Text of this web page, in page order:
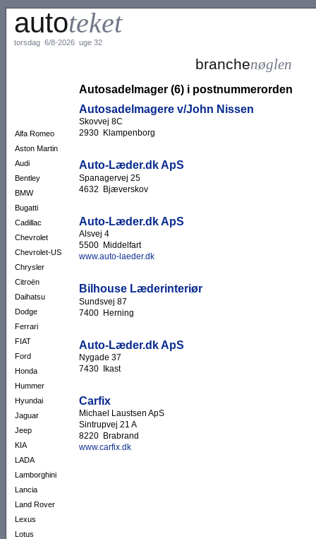
autoteket
torsdag 6/8-2026 uge 32
Alfa Romeo
Aston Martin
Audi
Bentley
BMW
Bugatti
Cadillac
Chevrolet
Chevrolet-US
Chrysler
Citroën
Daihatsu
Dodge
Ferrari
FIAT
Ford
Honda
Hummer
Hyundai
Jaguar
Jeep
KIA
LADA
Lamborghini
Lancia
Land Rover
Lexus
Lotus
branchenøglen
Autosadelmager (6) i postnummerorden
Autosadelmagere v/John Nissen
Skovvej 8C
2930 Klampenborg
Auto-Læder.dk ApS
Spanagervej 25
4632 Bjæverskov
Auto-Læder.dk ApS
Alsvej 4
5500 Middelfart
www.auto-laeder.dk
Bilhouse Læderinteriør
Sundsvej 87
7400 Herning
Auto-Læder.dk ApS
Nygade 37
7430 Ikast
Carfix
Michael Laustsen ApS
Sintrupvej 21 A
8220 Brabrand
www.carfix.dk